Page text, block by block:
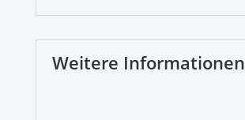
Weitere Informationen